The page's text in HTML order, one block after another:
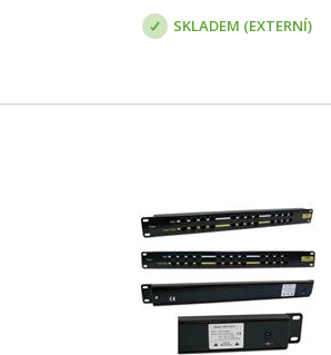
SKLADEM (EXTERNÍ)